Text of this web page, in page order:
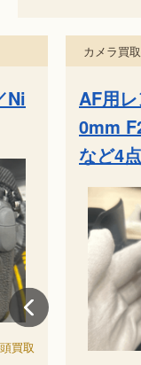
Ni
買取
カメラ買取
AF用
0mm
など4点